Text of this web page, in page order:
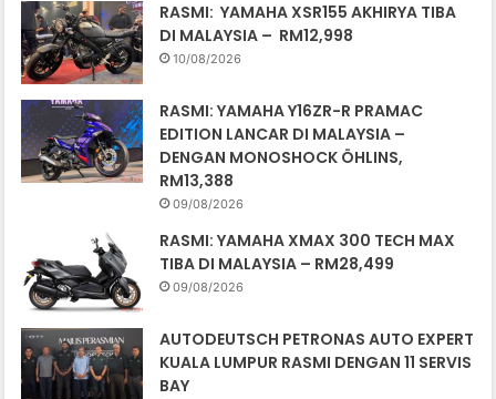
RASMI: YAMAHA XSR155 AKHIRYA TIBA
DI MALAYSIA – RM12,998
10/08/2026
RASMI: YAMAHA Y16ZR-R PRAMAC
EDITION LANCAR DI MALAYSIA –
DENGAN MONOSHOCK ÖHLINS,
RM13,388
09/08/2026
RASMI: YAMAHA XMAX 300 TECH MAX
TIBA DI MALAYSIA – RM28,499
09/08/2026
AUTODEUTSCH PETRONAS AUTO EXPERT
KUALA LUMPUR RASMI DENGAN 11 SERVIS
BAY